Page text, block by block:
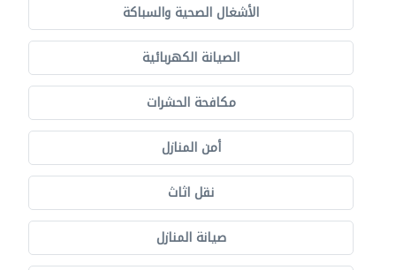
الأشغال الصحية والسباكة
الصيانة الكهربائية
مكافحة الحشرات
أمن المنازل
نقل اثاث
صيانة المنازل